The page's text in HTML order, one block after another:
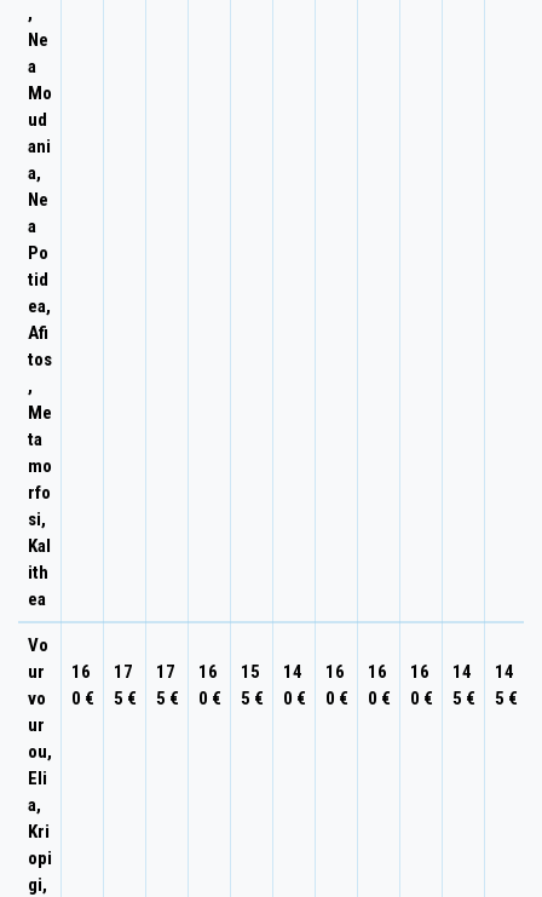
,
Ne
a
Mo
ud
ani
a,
Ne
a
Po
tid
ea,
Afi
tos
,
Me
ta
mo
rfo
si,
Kal
ith
ea
Vo
ur
vo
ur
ou,
Eli
a,
Kri
opi
gi,
16
0 €
17
5 €
17
5 €
16
0 €
15
5 €
14
0 €
16
0 €
16
0 €
16
0 €
14
5 €
14
5 €